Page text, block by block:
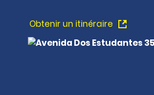
Obtenir un itinéraire